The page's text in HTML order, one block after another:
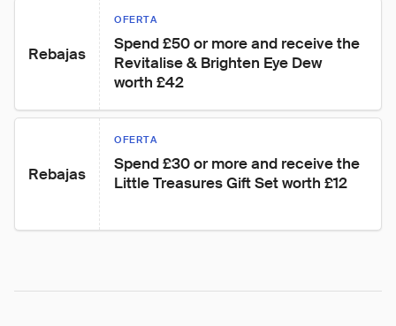
Rebajas
OFERTA
Spend £50 or more and receive the
Revitalise & Brighten Eye Dew
worth £42
Rebajas
OFERTA
Spend £30 or more and receive the
Little Treasures Gift Set worth £12